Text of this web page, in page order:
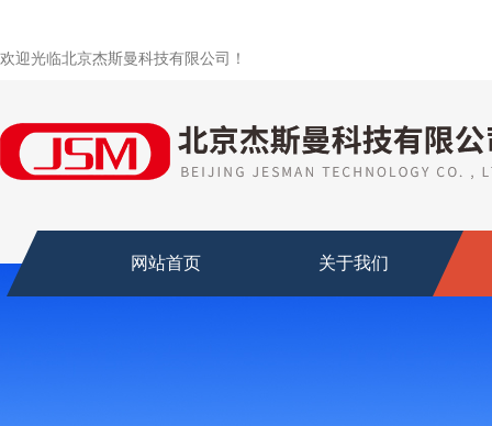
欢迎光临北京杰斯曼科技有限公司！
网站首页 关于我们